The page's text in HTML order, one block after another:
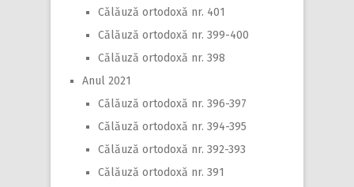
Călăuză ortodoxă nr. 401
Călăuză ortodoxă nr. 399-400
Călăuză ortodoxă nr. 398
Anul 2021
Călăuză ortodoxă nr. 396-397
Călăuză ortodoxă nr. 394-395
Călăuză ortodoxă nr. 392-393
Călăuză ortodoxă nr. 391